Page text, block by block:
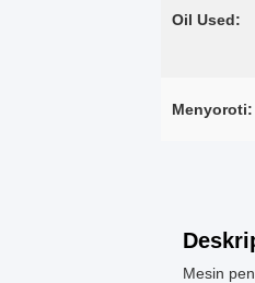
Oil Used:
Menyoroti:
Mesin